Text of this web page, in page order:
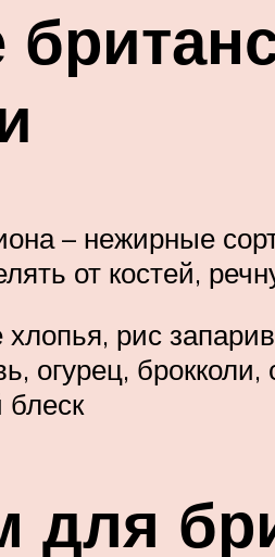
– нежирные
от костей,
хлопья, рис
огурец,
для